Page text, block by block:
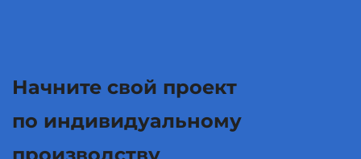
Начните свой проект
по индивидуальному